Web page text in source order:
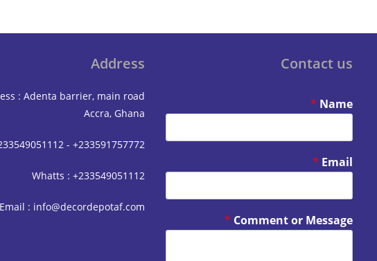
Contact us
Name
*
Email
*
Comment or Message
*
Address
: Adenta barrier, main road
Accra, Ghana
- +233591757772
Whatts : +233549051112
Email : info@decordepotaf.com